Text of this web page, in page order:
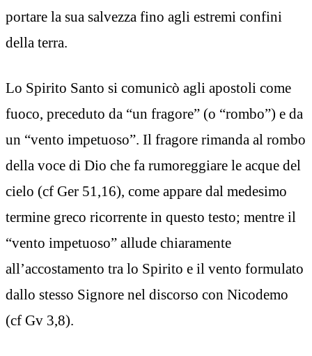
portare la sua salvezza fino agli estremi confini
della terra.
Lo Spirito Santo si comunicò agli apostoli come
fuoco, preceduto da “un fragore” (o “rombo”) e da
un “vento impetuoso”. Il fragore rimanda al rombo
della voce di Dio che fa rumoreggiare le acque del
cielo (cf Ger 51,16), come appare dal medesimo
termine greco ricorrente in questo testo; mentre il
“vento impetuoso” allude chiaramente
all’accostamento tra lo Spirito e il vento formulato
dallo stesso Signore nel discorso con Nicodemo
(cf Gv 3,8).